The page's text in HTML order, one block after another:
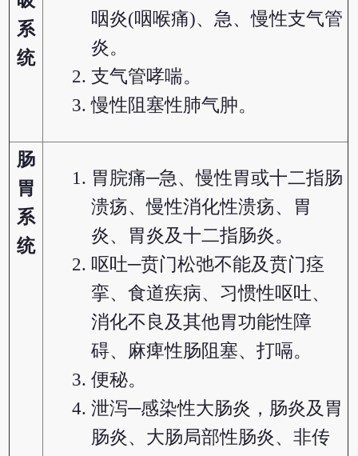
系
统
咽炎(咽喉痛)、急、慢性支气管
炎。
支气管哮喘。
慢性阻塞性肺气肿。
肠
胃
系
统
胃脘痛─急、慢性胃或十二指肠
溃疡、慢性消化性溃疡、胃
炎、胃炎及十二指肠炎。
呕吐─贲门松弛不能及贲门痉
挛、食道疾病、习惯性呕吐、
消化不良及其他胃功能性障
碍、麻痺性肠阻塞、打嗝。
便秘。
泄泻─感染性大肠炎，肠炎及胃
肠炎、大肠局部性肠炎、非传